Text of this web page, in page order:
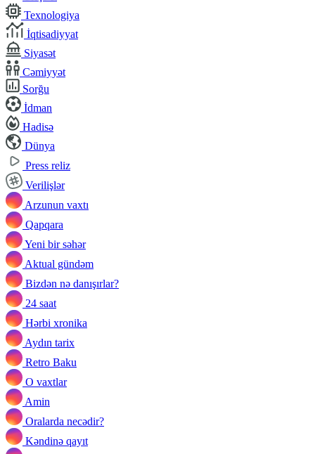
Texnologiya
İqtisadiyyat
Siyasət
Cəmiyyət
Sorğu
İdman
Hadisə
Dünya
Press reliz
Verilişlər
Arzunun vaxtı
Qapqara
Yeni bir səhər
Aktual gündəm
Bizdən nə danışırlar?
24 saat
Hərbi xronika
Aydın tarix
Retro Baku
O vaxtlar
Amin
Oralarda necədir?
Kəndinə qayıt